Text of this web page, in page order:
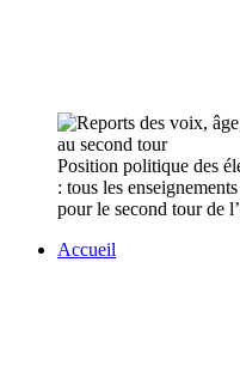
Position politique des
: tous les
pour le second tour de
Accueil